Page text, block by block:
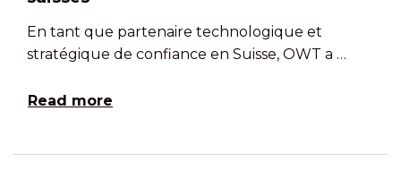
En tant que partenaire technologique et
stratégique de confiance en Suisse, OWT a …
Read more